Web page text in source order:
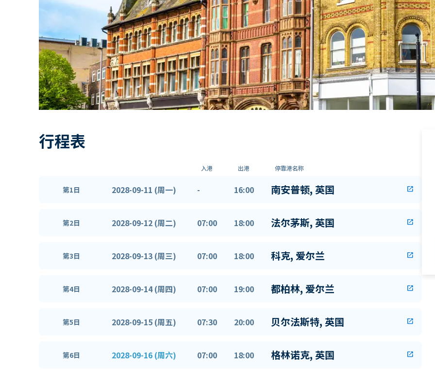
行程表
入港 出港 停靠港名称
第1日 2028-09-11 (周一) - 16:00 南安普顿, 英国 open_in_new
第2日 2028-09-12 (周二) 07:00 18:00 法尔茅斯, 英国 open_in_new
第3日 2028-09-13 (周三) 07:00 18:00 科克, 爱尔兰 open_in_new
第4日 2028-09-14 (周四) 07:00 19:00 都柏林, 爱尔兰 open_in_new
第5日 2028-09-15 (周五) 07:30 20:00 贝尔法斯特, 英国 open_in_new
第6日 2028-09-16 (周六) 07:00 18:00 格林诺克, 英国 open_in_new